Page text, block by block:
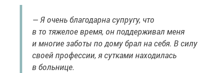
— Я очень благодарна супругу, что
в то тяжелое время, он поддерживал меня
и многие заботы по дому брал на себя. В силу
своей профессии, я сутками находилась
в больнице.